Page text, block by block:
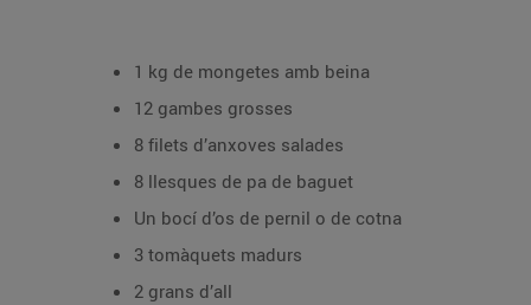
1 kg de mongetes amb beina
12 gambes grosses
8 filets d’anxoves salades
8 llesques de pa de baguet
Un bocí d’os de pernil o de cotna
3 tomàquets madurs
2 grans d’all